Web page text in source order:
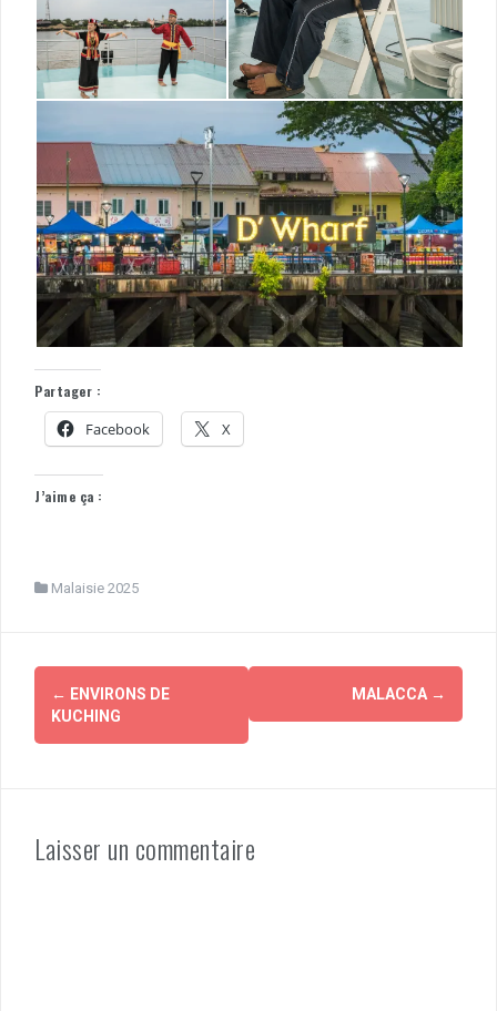
Partager :
Facebook X
J’aime ça :
Malaisie 2025
Navigation
d'article
← ENVIRONS DE
KUCHING
MALACCA →
Laisser un commentaire